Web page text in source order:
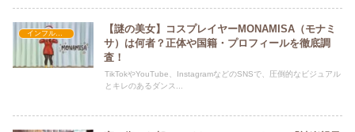
【謎の美女】コスプレイヤーMONAMISA（モナミ
サ）は何者？正体や国籍・プロフィールを徹底調
査！
TikTokやYouTube、InstagramなどのSNSで、圧倒的なビジュアル
とキレのあるダンス...